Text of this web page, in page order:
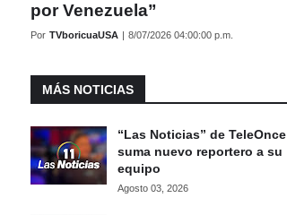
por Venezuela”
Por TVboricuaUSA | 8/07/2026 04:00:00 p.m.
MÁS NOTICIAS
“Las Noticias” de TeleOnce
suma nuevo reportero a su
equipo
Agosto 03, 2026